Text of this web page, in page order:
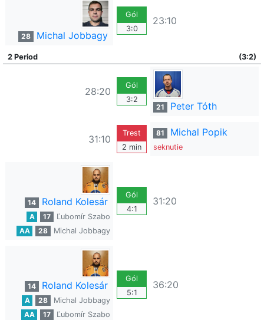
28 Michal Jobbagy
Gól
3:0
23:10
2 Period (3:2)
28:20
Gól
3:2
21
Peter Tóth
31:10
Trest
2 min
81 Michal Popik
seknutie
14 Roland Kolesár
A 17
Ľubomír Szabo
AA
28 Michal Jobbagy
Gól
4:1
31:20
14 Roland Kolesár
A 28
Michal Jobbagy
AA
17 Ľubomír Szabo
Gól
5:1
36:20